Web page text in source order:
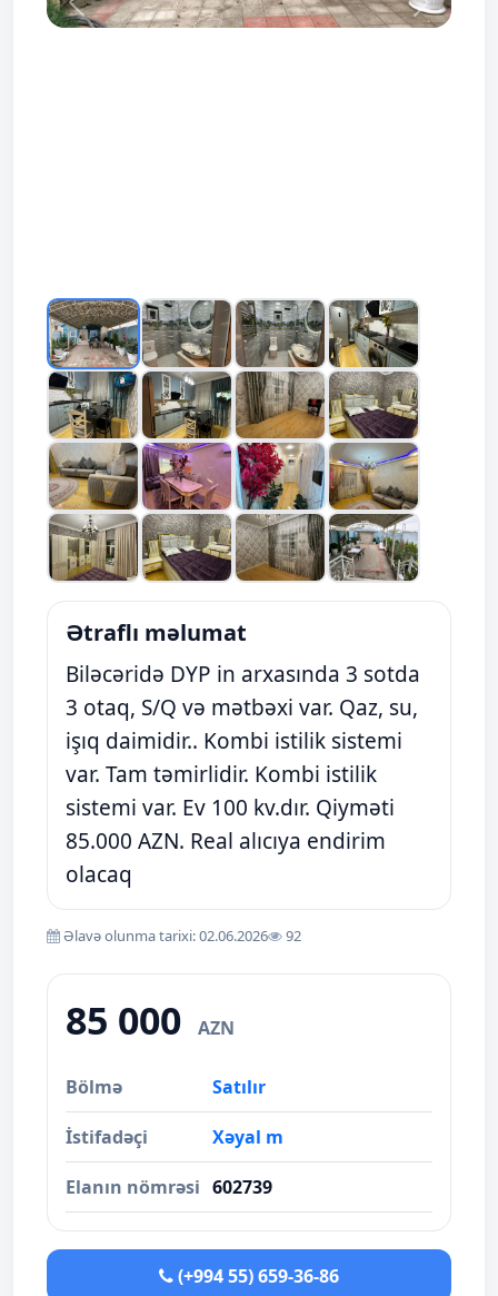
Prev Next
Ətraflı məlumat
Biləcəridə DYP in arxasında 3 sotda
3 otaq, S/Q və mətbəxi var. Qaz, su,
işıq daimidir.. Kombi istilik sistemi
var. Tam təmirlidir. Kombi istilik
sistemi var. Ev 100 kv.dır. Qiyməti
85.000 AZN. Real alıcıya endirim
olacaq
Əlavə olunma tarixi: 02.06.2026 92
85 000 AZN
Bölmə Satılır
İstifadəçi Xəyal m
Elanın nömrəsi 602739
(+994 55) 659-36-86